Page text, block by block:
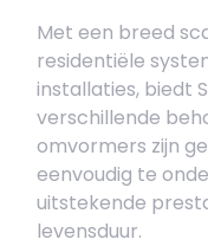
Met een breed
residentiële
installaties, biedt
verschillende
omvormers zijn
eenvoudig te
uitstekende
levensduur.